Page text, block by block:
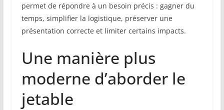
permet de répondre à un besoin précis : gagner du
temps, simplifier la logistique, préserver une
présentation correcte et limiter certains impacts.
Une manière plus
moderne d’aborder le
jetable